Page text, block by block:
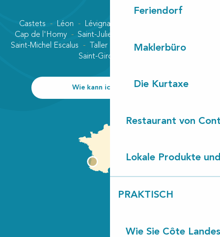
Feriendorf
Maklerbüro
Die Kurtaxe
Restaurant von
Lokale Produkte
PRAKTISCH
Wie Sie Côte
Castets Léon Lévignacq
Cap de l'Homy
Saint-Julien-en-Born
Saint-Michel Escalus
Taller
Vielle-Saint-Girons
Saint-Girons plage
Wie kann ich kommen?